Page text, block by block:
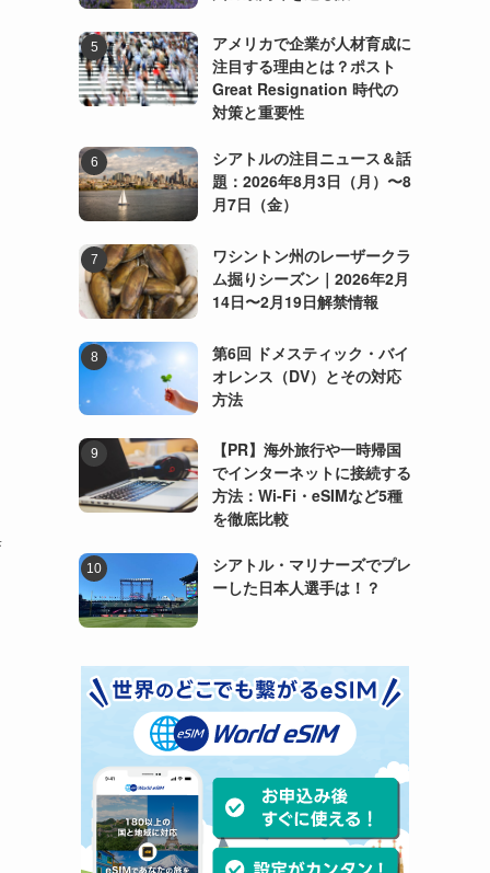
アメリカで企業が人材育成に
注目する理由とは？ポスト
Great Resignation 時代の
対策と重要性
シアトルの注目ニュース＆話
題：2026年8月3日（月）〜8
月7日（金）
ワシントン州のレーザークラ
ム掘りシーズン｜2026年2月
14日〜2月19日解禁情報
第6回 ドメスティック・バイ
オレンス（DV）とその対応
方法
【PR】海外旅行や一時帰国
でインターネットに接続する
方法：Wi-Fi・eSIMなど5種
を徹底比較
シアトル・マリナーズでプレ
ーした日本人選手は！？